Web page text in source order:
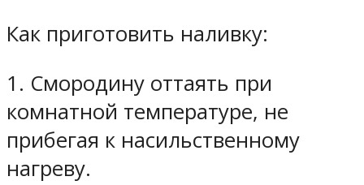
Как приготовить наливку:
1. Смородину оттаять при
комнатной температуре, не
прибегая к насильственному
нагреву.